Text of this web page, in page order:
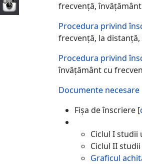
frecvenţă,
Procedura privind
frecvenţă, la
Procedura privind
învăţământ cu
Documente
Fișa de înscriere [
Ciclul I studii
Ciclul II
Graficul